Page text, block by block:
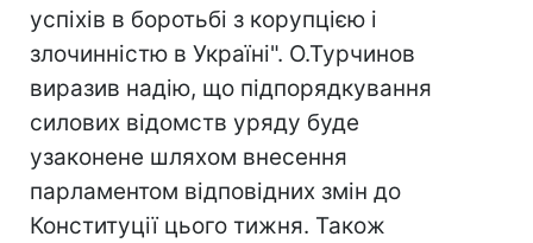
успіхів в боротьбі з корупцією і
злочинністю в Україні". О.Турчинов
виразив надію, що підпорядкування
силових відомств уряду буде
узаконене шляхом внесення
парламентом відповідних змін до
Конституції цього тижня. Також